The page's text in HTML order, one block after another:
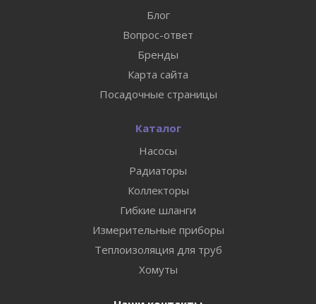
Блог
Вопрос-ответ
Бренды
Карта сайта
Посадочные страницы
Каталог
Насосы
Радиаторы
Коллекторы
Гибкие шланги
Измерительные приборы
Теплоизоляция для труб
Хомуты